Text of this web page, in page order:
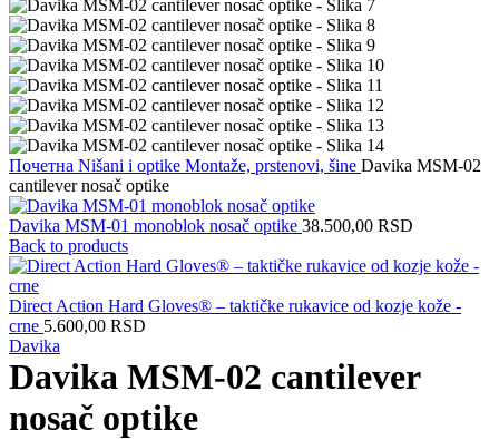
Почетна Nišani i optike Montaže, prstenovi, šine Davika MSM-02
cantilever nosač optike
Davika MSM-01 monoblok nosač optike 38.500,00 RSD
Back to products
Direct Action Hard Gloves® – taktičke rukavice od kozje kože -
crne 5.600,00 RSD
Davika
Davika MSM-02 cantilever
nosač optike